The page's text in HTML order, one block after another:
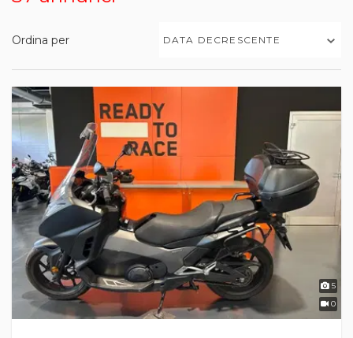
Ordina per DATA DECRESCENTE
5
0